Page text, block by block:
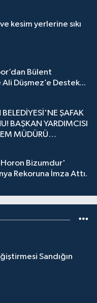
kesim yerlerine sıkı
Bülent
Ali Düşmez’e Destek...
BELEDİYESİ'NE ŞAFAK
BAŞKAN YARDIMCISI
MÜDÜRÜ
Bizumdur'
Rekoruna İmza Attı.
Sandığın